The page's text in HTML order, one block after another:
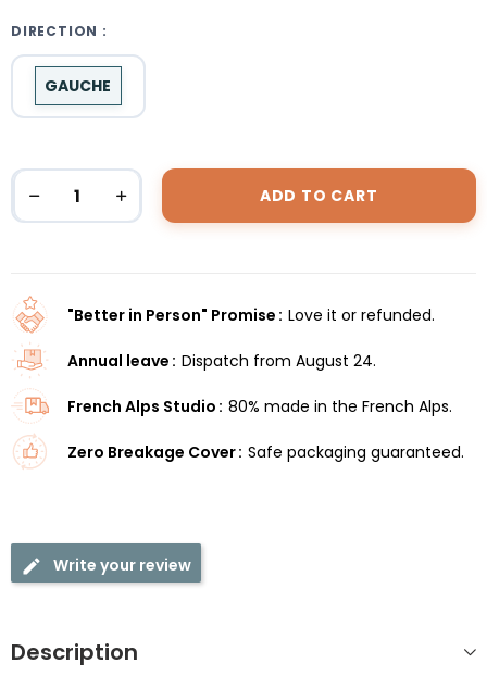
DIRECTION :
GAUCHE
ADD TO CART
"Better in Person" Promise Love it or refunded.
Annual leave Dispatch from August 24.
French Alps Studio 80% made in the French Alps.
Zero Breakage Cover Safe packaging guaranteed.
Write your review
Description